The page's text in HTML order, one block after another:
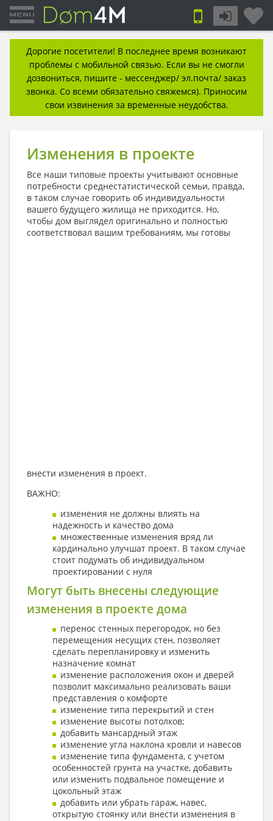
Дорогие посетители! В последнее время возникают
проблемы с мобильной связью. Если вы не смогли
дозвониться, пишите - мессенджер/ эл.почта/ заказ
звонка. Со всеми обязательно свяжемся). Приносим
свои извинения за временные неудобства.
Изменения в проекте
Все наши типовые проекты учитывают основные
потребности среднестатистической семьи, правда,
в таком случае говорить об индивидуальности
вашего будущего жилища не приходится. Но,
чтобы дом выглядел оригинально и полностью
соответствовал вашим требованиям, мы готовы
внести изменения в проект.
ВАЖНО:
изменения не должны влиять на
надежность и качество дома
множественные изменения вряд ли
кардинально улучшат проект. В таком случае
стоит подумать об индивидуальном
проектировании с нуля
Могут быть внесены следующие
изменения в проекте дома
перенос стенных перегородок, но без
перемещения несущих стен, позволяет
сделать перепланировку и изменить
назначение комнат
изменение расположения окон и дверей
позволит максимально реализовать ваши
представления о комфорте
изменение типа перекрытий и стен
изменение высоты потолков;
добавить мансардный этаж
изменение угла наклона кровли и навесов
изменение типа фундамента, с учетом
особенностей грунта на участке, добавить
или изменить подвальное помещение и
цокольный этаж
добавить или убрать гараж, навес,
открытую стоянку или внести изменения в